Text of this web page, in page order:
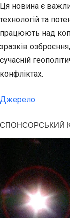
Ця новина є
технологій та
працюють над
зразків
сучасній
конфліктах.
Джерело